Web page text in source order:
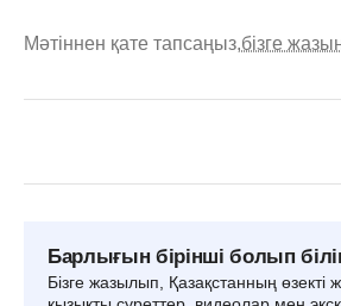
Мәтіннен қате тапсаңыз,бізге
Барлығын бірінші болып
Бізге жазылып, Қазақстанның өзекті